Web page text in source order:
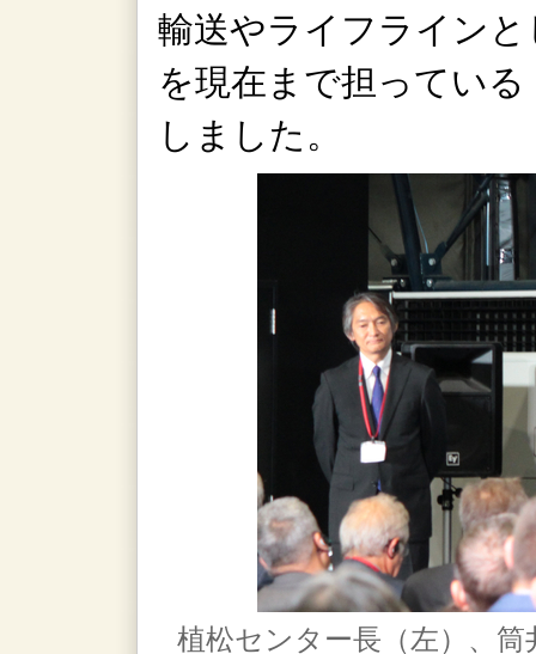
輸送やライフライン
を現在まで担ってい
しました。
植松センター長（左）、